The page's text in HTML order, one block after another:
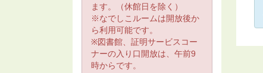
ます。（休館日を除く）
※なでしこルームは開放後か
ら利用可能です。
※図書館、証明サービスコー
ナーの入り口開放は、午前9
時からです。